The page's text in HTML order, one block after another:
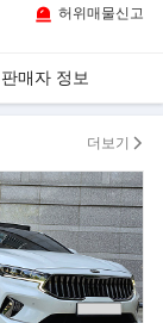
비와 내구성, 성능
대가 없고 글로벌
자랑하고 있다.
연소실로 직접 분
허위매물신고
판매자 정보
더보기